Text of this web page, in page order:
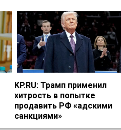
KP.RU: Трамп применил
хитрость в попытке
продавить РФ «адскими
санкциями»